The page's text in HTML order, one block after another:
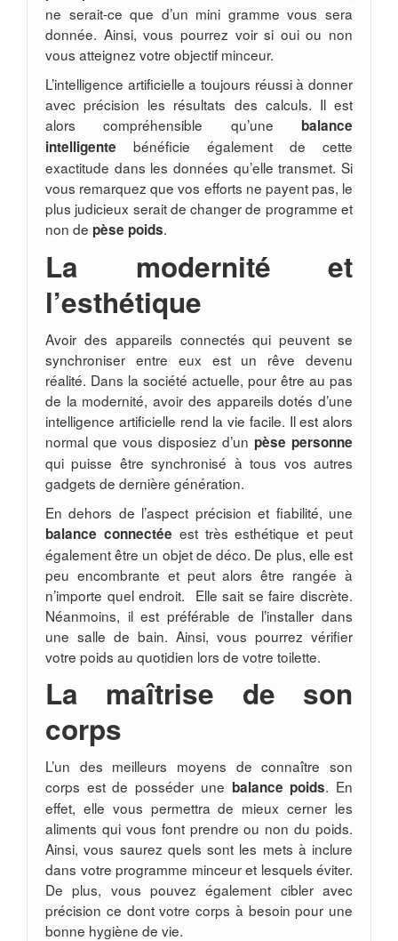
ne serait-ce que d’un mini gramme vous sera
donnée. Ainsi, vous pourrez voir si oui ou non
vous atteignez votre objectif minceur.
L’intelligence artificielle a toujours réussi à donner
avec précision les résultats des calculs. Il est
alors compréhensible qu’une balance
intelligente bénéficie également de cette
exactitude dans les données qu’elle transmet. Si
vous remarquez que vos efforts ne payent pas, le
plus judicieux serait de changer de programme et
non de pèse poids.
La modernité et
l’esthétique
Avoir des appareils connectés qui peuvent se
synchroniser entre eux est un rêve devenu
réalité. Dans la société actuelle, pour être au pas
de la modernité, avoir des appareils dotés d’une
intelligence artificielle rend la vie facile. Il est alors
normal que vous disposiez d’un pèse personne
qui puisse être synchronisé à tous vos autres
gadgets de dernière génération.
En dehors de l’aspect précision et fiabilité, une
balance connectée est très esthétique et peut
également être un objet de déco. De plus, elle est
peu encombrante et peut alors être rangée à
n’importe quel endroit. Elle sait se faire discrète.
Néanmoins, il est préférable de l’installer dans
une salle de bain. Ainsi, vous pourrez vérifier
votre poids au quotidien lors de votre toilette.
La maîtrise de son
corps
L’un des meilleurs moyens de connaître son
corps est de posséder une balance poids. En
effet, elle vous permettra de mieux cerner les
aliments qui vous font prendre ou non du poids.
Ainsi, vous saurez quels sont les mets à inclure
dans votre programme minceur et lesquels éviter.
De plus, vous pouvez également cibler avec
précision ce dont votre corps à besoin pour une
bonne hygiène de vie.